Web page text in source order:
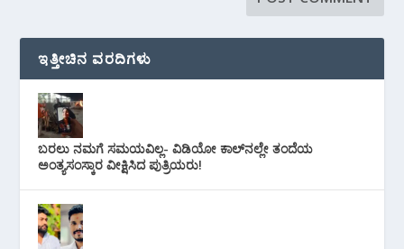
ಇತ್ತೀಚಿನ ವರದಿಗಳು
ಬರಲು ನಮಗೆ ಸಮಯವಿಲ್ಲ- ವಿಡಿಯೋ ಕಾಲ್‌ನಲ್ಲೇ ತಂದೆಯ
ಅಂತ್ಯಸಂಸ್ಕಾರ ವೀಕ್ಷಿಸಿದ ಪುತ್ರಿಯರು!